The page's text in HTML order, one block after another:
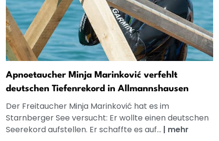
Apnoetaucher Minja Marinković verfehlt
deutschen Tiefenrekord in Allmannshausen
Der Freitaucher Minja Marinković hat es im
Starnberger See versucht: Er wollte einen deutschen
Seerekord aufstellen. Er schaffte es auf... | mehr